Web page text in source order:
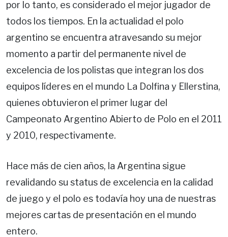
por lo tanto, es considerado el mejor jugador de
todos los tiempos. En la actualidad el polo
argentino se encuentra atravesando su mejor
momento a partir del permanente nivel de
excelencia de los polistas que integran los dos
equipos líderes en el mundo La Dolfina y Ellerstina,
quienes obtuvieron el primer lugar del
Campeonato Argentino Abierto de Polo en el 2011
y 2010, respectivamente.
Hace más de cien años, la Argentina sigue
revalidando su status de excelencia en la calidad
de juego y el polo es todavía hoy una de nuestras
mejores cartas de presentación en el mundo
entero.